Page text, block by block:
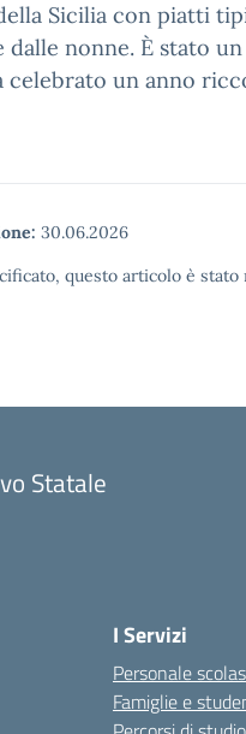
Sicilia con piatti
nonne. È stato
celebrato un anno
30.06.2026
questo articolo è
Statale
I Servizi
Personale
Famiglie e